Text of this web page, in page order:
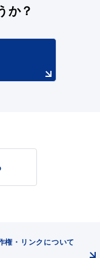
か？
権・リンクについて